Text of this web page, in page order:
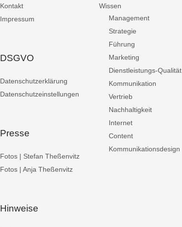
Kontakt
Impressum
DSGVO
Datenschutzerklärung
Datenschutzeinstellungen
Presse
Fotos | Stefan Theßenvitz
Fotos | Anja Theßenvitz
Hinweise
Wissen
Management
Strategie
Führung
Marketing
Dienstleistungs-Qualität
Kommunikation
Vertrieb
Nachhaltigkeit
Internet
Content
Kommunikationsdesign